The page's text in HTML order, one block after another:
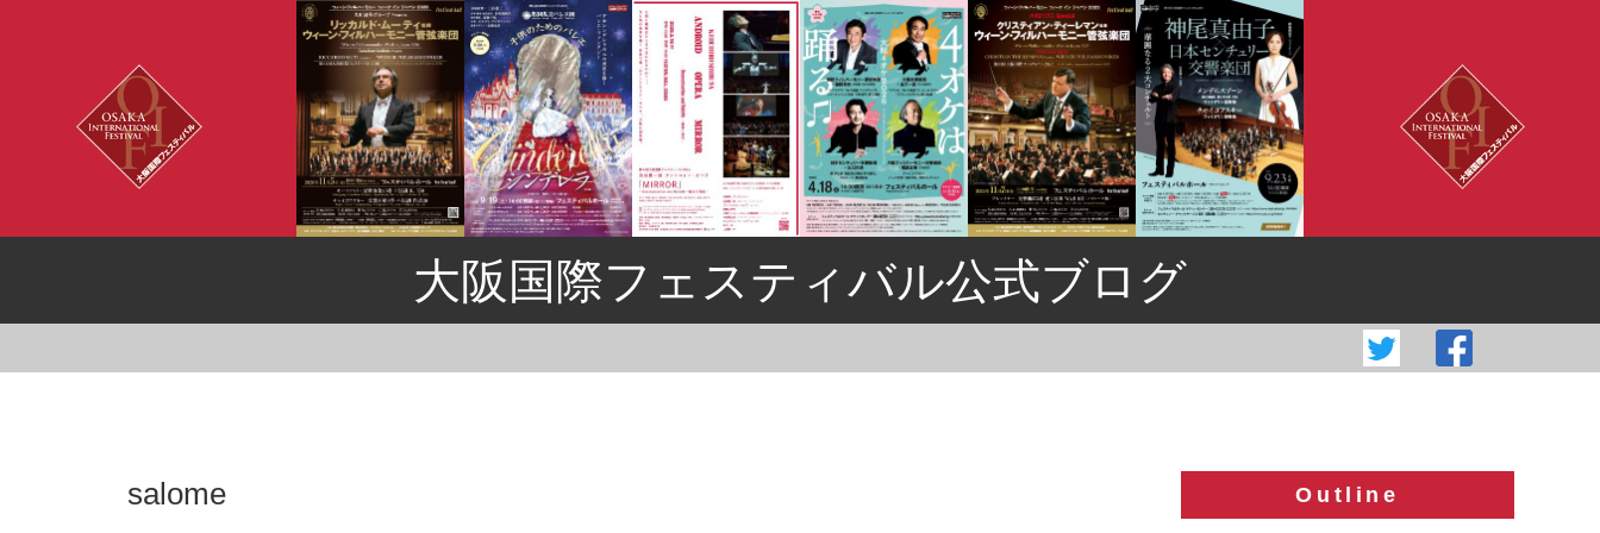
大阪国際フェスティバル公式ブログ
salome Outline